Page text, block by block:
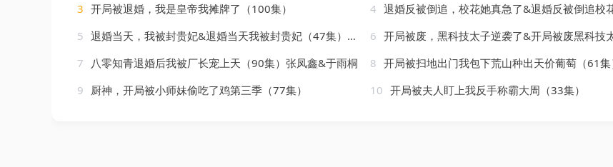
3 开局被退婚，我是皇帝我摊牌了（100集） 4 退婚反被倒追，校花她真急了&退婚反被倒追校花她真急了（86集）天
5 退婚当天，我被封贵妃&退婚当天我被封贵妃（47集）AI短剧 6 开局被废，黑科技太子逆袭了&开局被废黑科技太子逆袭了（70集
7
八零知青退婚后我被厂长宠上天（90集）张凤鑫&于雨桐 8 开局被扫地出门我包下荒山种出天价葡萄（61集
9
厨神，开局被小师妹偷吃了鸡第三季（77集） 10 开局被夫人盯上我反手称霸大周（33集）